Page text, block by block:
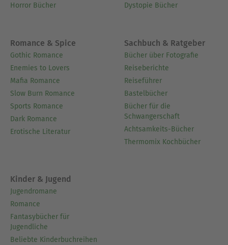
Horror Bücher
Dystopie Bücher
Romance & Spice
Gothic Romance
Enemies to Lovers
Mafia Romance
Slow Burn Romance
Sports Romance
Dark Romance
Erotische Literatur
Sachbuch & Ratgeber
Bücher über Fotografie
Reiseberichte
Reiseführer
Bastelbücher
Bücher für die
Schwangerschaft
Achtsamkeits-Bücher
Thermomix Kochbücher
Kinder & Jugend
Jugendromane
Romance
Fantasybücher für
Jugendliche
Beliebte Kinderbuchreihen